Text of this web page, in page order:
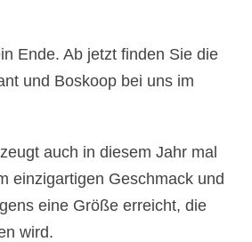
Ende. Ab jetzt finden Sie die
und Boskoop bei uns im
auch in diesem Jahr mal
einzigartigen Geschmack und
eine Größe erreicht, die
wird.